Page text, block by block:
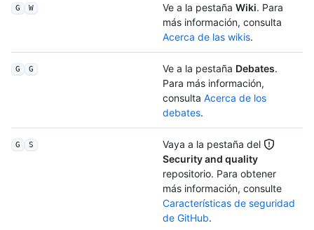
G W Ve a la pestaña Wiki. Para
más información, consulta
Acerca de las wikis.
G G Ve a la pestaña Debates.
Para más información,
consulta Acerca de los
debates.
G S
Vaya a la pestaña del
Security and quality
repositorio. Para obtener
más información, consulte
Características de seguridad
de GitHub.